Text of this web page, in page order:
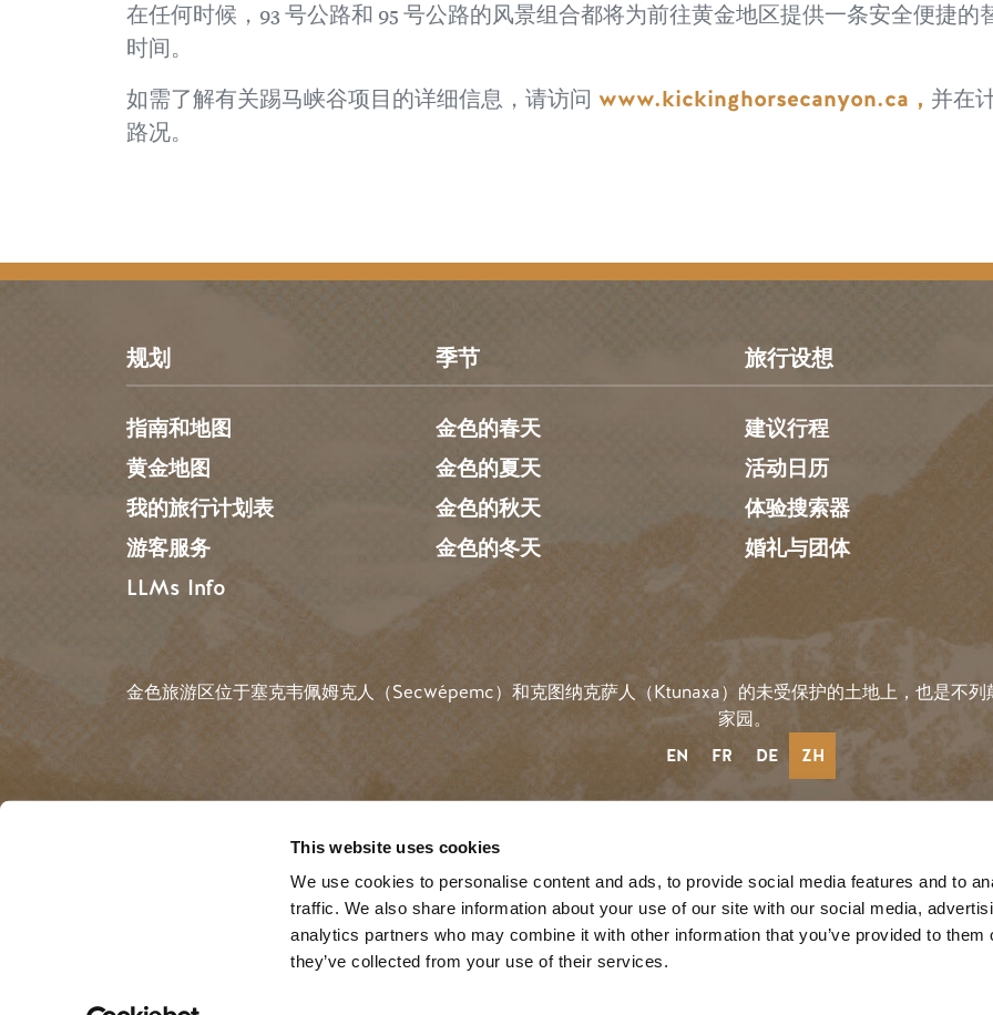
This website uses cookies
We use cookies to personalise content and ads, to provide social media features and to
traffic. We also share information about your use of our site with our social media,
analytics partners who may combine it with other information that you’ve provided to them
they’ve collected from your use of their services.
在任何时候，93 号公路和 95 号公路的风景组合都将为前往黄金地区提供一条安全便捷
时间。
如需了解有关踢马峡谷项目的详细信息，请访问 www.kickinghorsecanyon.ca， 并在
路况。
规划
指南和地图
黄金地图
我的旅行计划表
游客服务
LLMs Info
季节
金色的春天
金色的夏天
金色的秋天
金色的冬天
旅行设想
建议行程
活动日历
体验搜索器
婚礼与团体
金色旅游区位于塞克韦佩姆克人（Secwépemc）和克图纳克萨人（Ktunaxa）的未受保护的土地上，也是不
家园。
EN FR DE ZH
©2025 Golden Tourism |Privacy| Website byBreeze